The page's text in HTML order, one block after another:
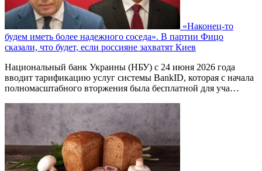
«Наконец-то
будем иметь более надежного соседа». В партии Фицо
сказали, что будет, если россияне захватят Киев
Национальный банк Украины (НБУ) с 24 июня 2026 года
вводит тарификацию услуг системы BankID, которая с начала
полномасштабного вторжения была бесплатной для уча…